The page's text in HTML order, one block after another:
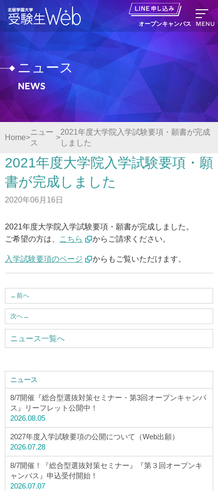
オープンキャンパス MENU
資料請求
出願の流れ
オープンキャンパス LINE申し込み
ニュース
デジタルパンフレット
アクセス
お問い合わせ
サイトマップ
入試情報
キャンパスライフ
就職・キャリア
ウェブマガジン
学費・奨学金
ニュース
News
Home
ニュー
ス
2021年度大学院入学試験要項・願書が完成
しました
2021年度大学院入学試験要項・願
書が完成しました
2020年06月16日
2021年度大学院入学試験要項・願書が完成しました。
ご希望の方は、
こちら からご請求ください。
入学試験要項のページ からもご覧いただけます。
←前へ
次へ→
ニュース一覧へ
ニュース
8/7開催『総合型選抜対策セミナー・第3回オープンキャンパ
ス』リーフレット公開中！
2026.08.05
2027年度入学試験要項の公開について（Web出願）
2026.07.28
8/7開催！『総合型選抜対策セミナー』『第３回オープンキ
ャンパス』申込受付開始！
2026.07.07